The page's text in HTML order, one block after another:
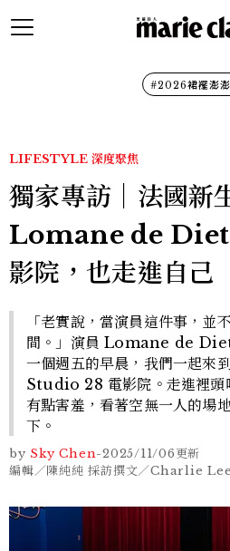
#2026裙襬澎
LIFESTYLE 深度聚焦
獨家專訪｜法國新
Lomane de
影院，也走進自己
「老實說，當演員這件事，並
間。」演員 Lomane de
一個週五的早晨，我們一起來
Studio 28 電影院。走進裡頭
有點害羞，看著空無一人的場
下。
by Sky Chen-2025/11/06更新
編輯／陳純純 採訪撰文／Charlie